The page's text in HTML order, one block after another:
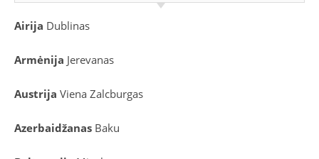
Airija Dublinas
Armėnija Jerevanas
Austrija Viena Zalcburgas
Azerbaidžanas Baku